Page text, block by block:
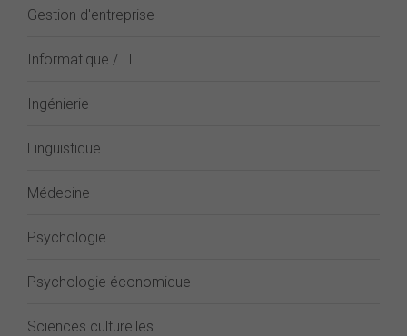
Gestion d'entreprise
Informatique / IT
Ingénierie
Linguistique
Médecine
Psychologie
Psychologie économique
Sciences culturelles